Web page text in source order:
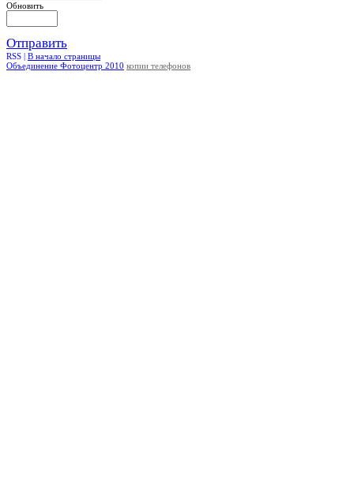
Обновить
Отправить
RSS | В начало страницы
Объединение Фотоцентр 2010 копии телефонов